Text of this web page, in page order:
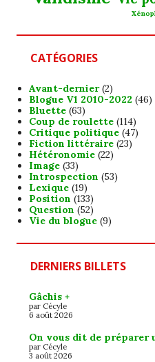
CATÉGORIES
Avant-dernier(2)
Blogue V1 2010-2022 (46)
Bluette(63)
Coup de roulette(114)
Critique politique(47)
Fiction littéraire(23)
Hétéronomie(22)
Image(33)
Introspection (53)
Lexique(19)
Position (133)
Question (52)
Vie du blogue(9)
DERNIERS BILLETS
Gâchis +
par Cécyle
6 août 2026
On vous dit de préparer
par Cécyle
3 août 2026